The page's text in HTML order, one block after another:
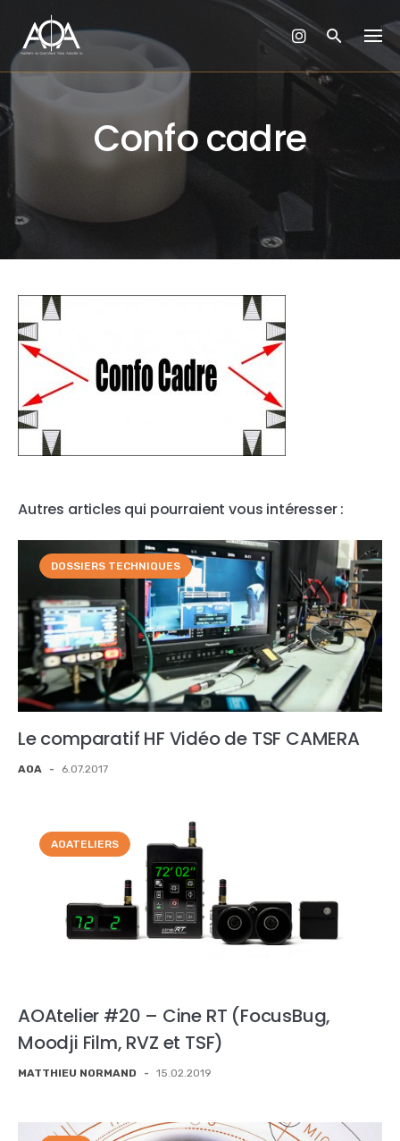
content
Confo cadre
Autres articles qui pourraient vous intéresser :
DOSSIERS TECHNIQUES
Le comparatif HF Vidéo de TSF CAMERA
AOA - 6.07.2017
AOATELIERS
AOAtelier #20 – Cine RT (FocusBug,
Moodji Film, RVZ et TSF)
MATTHIEU NORMAND - 15.02.2019